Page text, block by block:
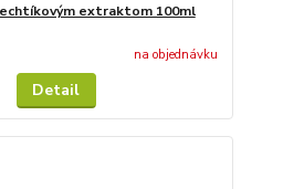
extraktom 100ml
na objednávku
Detail